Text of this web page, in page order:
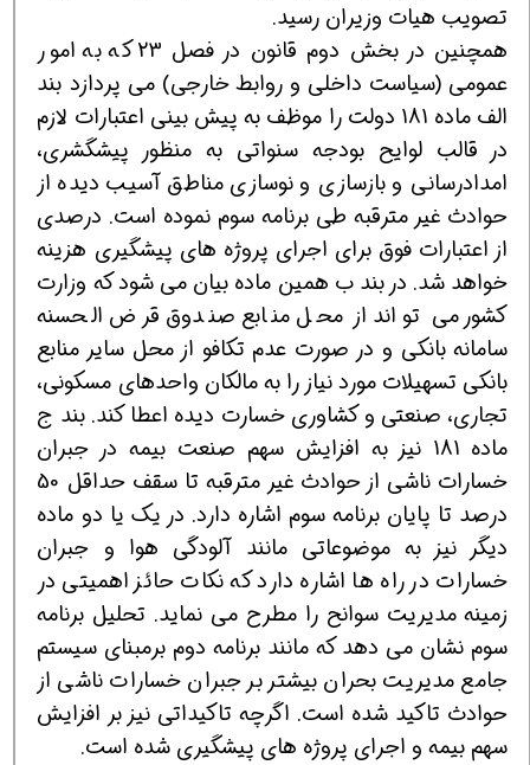
تصویب هیات وزیران رسید.
همچنین در بخش دوم قانون در فصل 23 كه به امور
عمومی (سیاست داخلی و روابط خارجی) می پردازد بند
الف ماده 181 دولت را موظف به پیش بینی اعتبارات لازم
در قالب لوایح بودجه سنواتی به منظور پیشگشری،
امدادرسانی و بازسازی و نوسازی مناطق آسیب دیده از
حوادث غیر مترقبه طی برنامه سوم نموده است. درصدی
از اعتبارات فوق برای اجرای پروژه های پیشگیری هزینه
خواهد شد. در بند ب همین ماده بیان می شود كه وزارت
كشور می تواند از محل منابع صندوق قرض الحسنه
سامانه بانكی و در صورت عدم تكافو از محل سایر منابع
بانكی تسهیلات مورد نیاز را به مالكان واحدهای مسكونی،
تجاری، صنعتی و كشاوری خسارت دیده اعطا كند. بند ج
ماده 181 نیز به افزایش سهم صنعت بیمه در جبران
خسارات ناشی از حوادث غیر مترقبه تا سقف حداقل 50
درصد تا پایان برنامه سوم اشاره دارد. در یك یا دو ماده
دیگر نیز به موضوعاتی مانند آلودگی هوا و جبران
خسارات در راه ها اشاره دارد كه نكات حائز اهمیتی در
زمینه مدیریت سوانح را مطرح می نماید. تحلیل برنامه
سوم نشان می دهد كه مانند برنامه دوم برمبنای سیستم
جامع مدیریت بحران بیشتر بر جبران خسارات ناشی از
حوادث تاكید شده است. اگرچه تاكیداتی نیز بر افزایش
سهم بیمه و اجرای پروژه های پیشگیری شده است.